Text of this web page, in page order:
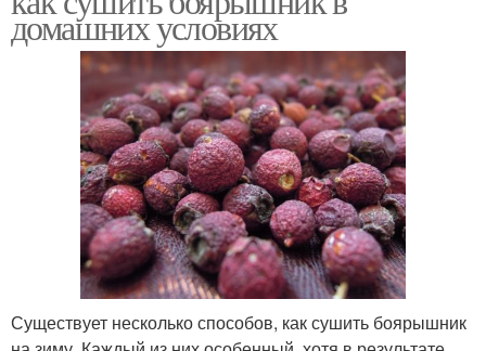
домашних условиях
Существует несколько способов, как сушить боярышник